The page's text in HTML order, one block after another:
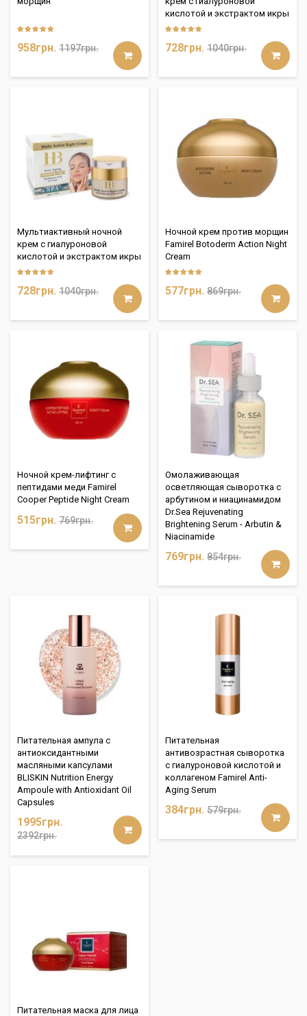
958грн. 1197грн.
кислотой и экстрактом икры
728грн. 1040грн.
Мультиактивный ночной
крем с гиалуроновой
кислотой и экстрактом икры
728грн. 1040грн.
Ночной крем против морщин
Famirel Botoderm Action Night
Cream
577грн. 869грн.
Ночной крем-лифтинг с
пептидами меди Famirel
Cooper Peptide Night Cream
515грн. 769грн.
Омолаживающая
осветляющая сыворотка с
арбутином и ниацинамидом
Dr.Sea Rejuvenating
Brightening Serum - Arbutin &
Niacinamide
769грн. 854грн.
Питательная ампула с
антиоксидантными
масляными капсулами
BLISKIN Nutrition Energy
Ampoule with Antioxidant Oil
Capsules
1995грн.
2392грн.
Питательная
антивозрастная сыворотка
с гиалуроновой кислотой и
коллагеном Famirel Anti-
Aging Serum
384грн. 579грн.
Питательная маска для лица